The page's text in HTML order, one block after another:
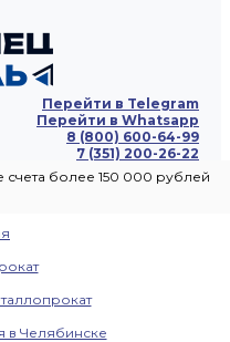
Перейти в Telegram
Перейти в Whatsapp
8 (800) 600-64-99
7 (351) 200-26-22
счета более 150 000 рублей
в Челябинске